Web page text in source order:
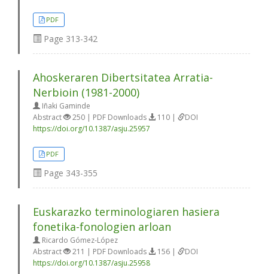
PDF
Page 313-342
Ahoskeraren Dibertsitatea Arratia-
Nerbioin (1981-2000)
Iñaki Gaminde
Abstract
250 | PDF Downloads 110 |
DOI
https://doi.org/10.1387/asju.25957
PDF
Page 343-355
Euskarazko terminologiaren hasiera
fonetika-fonologien arloan
Ricardo Gómez-López
Abstract
211 | PDF Downloads 156 |
DOI
https://doi.org/10.1387/asju.25958